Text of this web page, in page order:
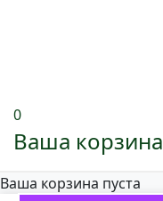
0
Ваша корзина
Ваша корзина пуста